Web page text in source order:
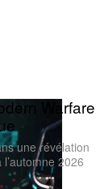
Warfare
une révélation
2026